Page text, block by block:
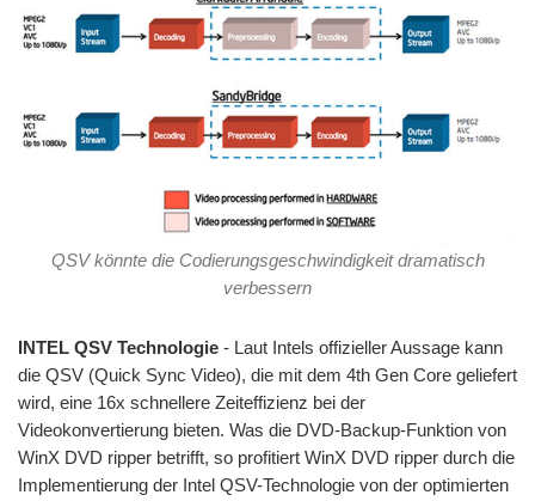
QSV könnte die Codierungsgeschwindigkeit dramatisch
verbessern
INTEL QSV Technologie - Laut Intels offizieller Aussage kann
die QSV (Quick Sync Video), die mit dem 4th Gen Core geliefert
wird, eine 16x schnellere Zeiteffizienz bei der
Videokonvertierung bieten. Was die DVD-Backup-Funktion von
WinX DVD ripper betrifft, so profitiert WinX DVD ripper durch die
Implementierung der Intel QSV-Technologie von der optimierten